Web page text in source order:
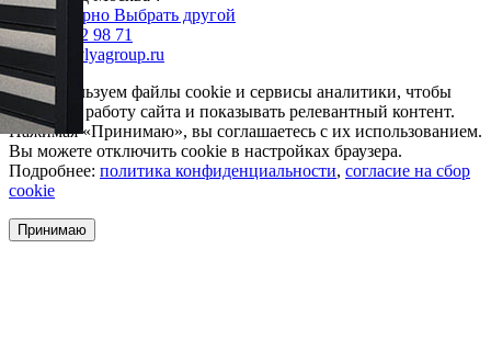
Да, все верно Выбрать другой
+7 985 002 98 71
info@krovlyagroup.ru
Мы используем файлы cookie и сервисы аналитики, чтобы
улучшить работу сайта и показывать релевантный контент.
Нажимая «Принимаю», вы соглашаетесь с их использованием.
Вы можете отключить cookie в настройках браузера.
Подробнее: политика конфиденциальности, согласие на сбор
cookie
Принимаю